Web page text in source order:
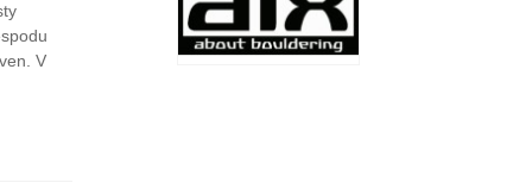
V